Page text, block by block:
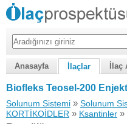
Anasayfa İlaçlar İlaç
Biofleks Teosel-200
Solunum Sistemi » Solunum
KORTİKOİDLER » Ksantinler »